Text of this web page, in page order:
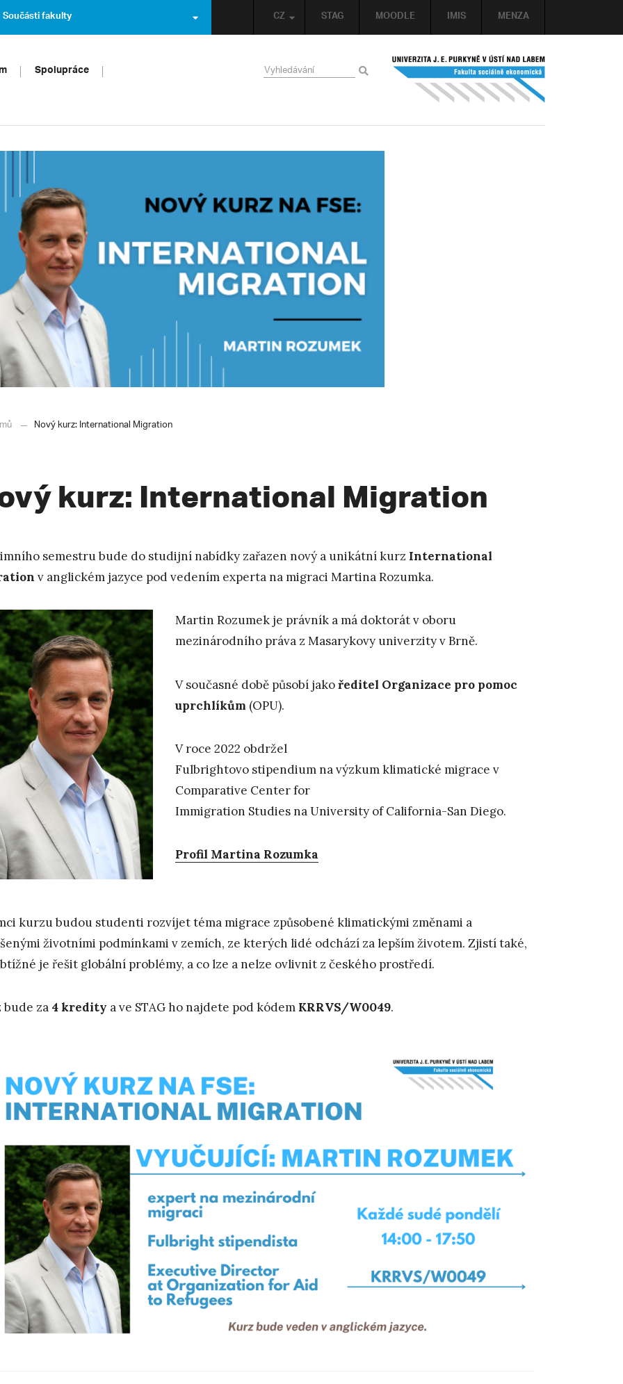
STAG MOODLE IMIS MENZA
CZ
Součásti fakulty
Spolupráce
Nový kurz: International Migration
kurz: International Migration
semestru bude do studijní nabídky zařazen nový a unikátní kurz International
v anglickém jazyce pod vedením experta na migraci Martina Rozumka.
Martin Rozumek je právník a má doktorát v oboru
mezinárodního práva z Masarykovy univerzity v Brně.
V současné době působí jakoředitel Organizace pro pomoc
uprchlíkům (OPU).
V roce 2022 obdržel
Fulbrightovo stipendium na výzkum klimatické migrace v
Comparative Center for
Immigration Studies na University of California-San Diego.
Profil Martina Rozumka
kurzu budou studenti rozvíjet téma migrace způsobené klimatickými změnami a
životními podmínkami v zemích, ze kterých lidé odchází za lepším životem. Zjistí také,
je řešit globální problémy, a co lze a nelze ovlivnit z českého prostředí.
bude za 4 kredity a ve STAG ho najdete pod kódem KRRVS/W0049.